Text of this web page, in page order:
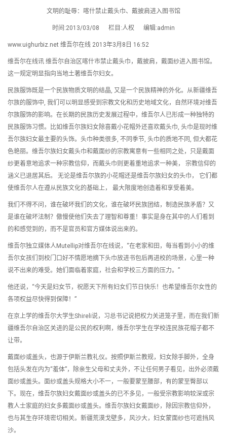
文明的耻辱：喀什禁止戴头巾、戴披肩进入图书馆
时间:2013/03/08 栏目:人权 编辑:admin
www.uighurbiz.net 维吾尔在线 2013年3月8日 16:52
维吾尔在线讯 维吾尔自治区喀什市禁止戴头巾，戴披肩，戴面纱进入图书馆。
这一规定明显指向当地土著维吾尔妇女。
民族服饰既是一个民族物质文明的结晶, 又是一个民族精神的外化。从新疆维吾
尔族的服饰中, 我们可以明显感受到宗教文化和历史地域文化，自然环境对维吾
尔族服饰的影响。在长期的民族历史发展过程中，维吾尔人已形成一种独特的
民族服饰习惯。比如维吾尔族妇女除喜戴小花帽外还喜欢戴头巾, 头巾是现时维
吾尔族妇女最主要的头饰。头巾种类很多, 不同季节, 头巾的质地不同, 但大都花
色艳丽。维吾尔族妇女戴头巾和戴面纱的宗教寓意有一些相同之处，只是戴面
纱更着意地追求一种宗教信仰，而戴头巾则更着重地追求一种美， 宗教信仰的
涵义已退居其后。 无论是维吾尔族的小花帽还是维吾尔族妇女的头巾， 它们都
使维吾尔人在遵从民族文化的基础上， 最大限度地创造着和享受着美。
我们不得不问，谁在破坏我们的文化，谁在破坏民族团结，制造民族矛盾？又
是谁在破坏法制？傲慢使他们失去了理智和尊重！事实是身在其中的人们看到
的和感觉到的，而不是官员和官方媒体说出来的。
维吾尔独立媒体人Mutellip对维吾尔在线说，“在老家和田，每当看到小小的维
吾尔女孩们到校门口好不情愿地摘下头巾放进书包后再进校的场景，心里一种
说不出来的难受。她们面临着家庭，社会和学校三方面的压力。”
他还说，“今天是妇女节，祝愿天下所有妇女们节日快乐！也希望维吾尔女性的
各项权益尽快得到保障！”
在京上学的维吾尔大学生Shireli说，习总书记说把权力关进笼子里，而在我们新
疆维吾尔自治区关进的是公民的权利啊，维吾尔学生在学校连民族花帽子都不
让带。
戴面纱或盖头，也源于伊斯兰教礼仪。按照伊斯兰教规，妇女除手脚外，全身
包括头发在内为“羞体”，除亲生父母和丈夫外，不让任何男子看见，出外必须戴
面纱或盖头。面纱或盖头规格大小不一，一般要蒙至腰部，有的蒙至臀部以
下。现在，维吾尔族妇女戴面纱或盖头的已不多见，一般受宗教影响较深或宗
教人士家庭的妇女多戴面纱或盖头。维吾尔族妇女戴面纱，除因宗教信仰外，
也与其生存环境密切相关。新疆荒漠戈壁多，风沙大，妇女蒙面纱也可遮挡风
沙。